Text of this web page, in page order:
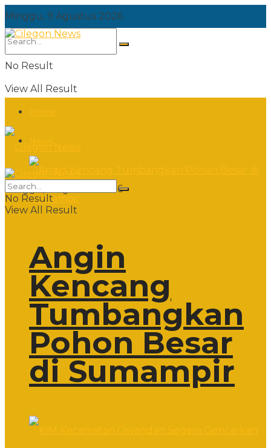
Minggu, 9 Agustus 2026
No Result
View All Result
Angin
Kencang
Tumbangkan
Pohon Besar
di Sumampir
Minggu, 9 Agustus 2026
No Result
View All Result